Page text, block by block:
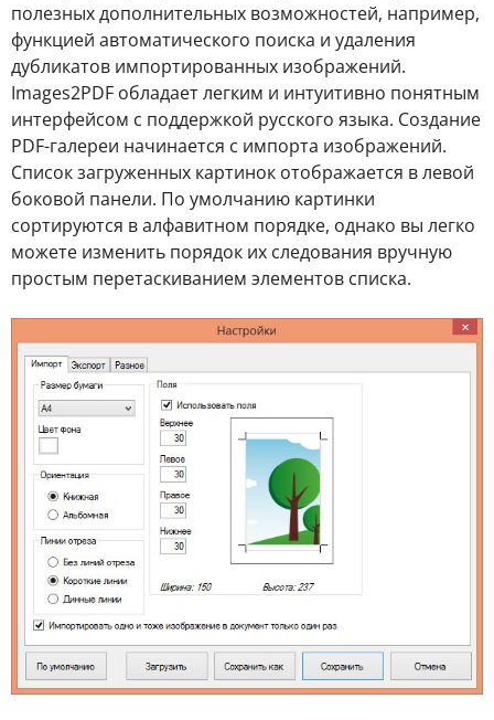
полезных дополнительных возможностей, например,
функцией автоматического поиска и удаления
дубликатов импортированных изображений.
Images2PDF обладает легким и интуитивно понятным
интерфейсом с поддержкой русского языка. Создание
PDF-галереи начинается с импорта изображений.
Список загруженных картинок отображается в левой
боковой панели. По умолчанию картинки
сортируются в алфавитном порядке, однако вы легко
можете изменить порядок их следования вручную
простым перетаскиванием элементов списка.